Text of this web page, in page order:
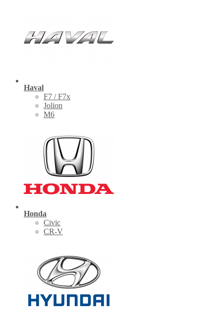
Haval
F7 / F7x
Jolion
M6
Honda
Civic
CR-V